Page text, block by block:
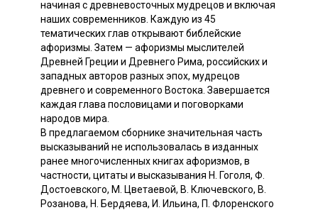
начиная с древневосточных мудрецов и включая
наших современников. Каждую из 45
тематических глав открывают библейские
афоризмы. Затем — афоризмы мыслителей
Древней Греции и Древнего Рима, российских и
западных авторов разных эпох, мудрецов
древнего и современного Востока. Завершается
каждая глава пословицами и поговорками
народов мира.
В предлагаемом сборнике значительная часть
высказываний не использовалась в изданных
ранее многочисленных книгах афоризмов, в
частности, цитаты и высказывания Н. Гоголя, Ф.
Достоевского, М. Цветаевой, В. Ключевского, В.
Розанова, Н. Бердяева, И. Ильина, П. Флоренского